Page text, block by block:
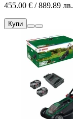
455.00 € / 889.89 лв.
Купи